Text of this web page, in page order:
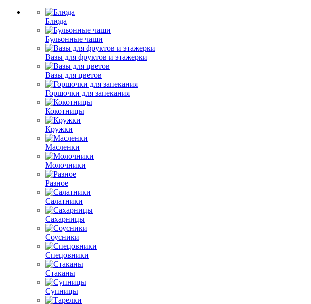
Блюда
Бульонные чаши
Вазы для фруктов и этажерки
Вазы для цветов
Горшочки для запекания
Кокотницы
Кружки
Масленки
Молочники
Разное
Салатники
Сахарницы
Соусники
Спецовники
Стаканы
Супницы